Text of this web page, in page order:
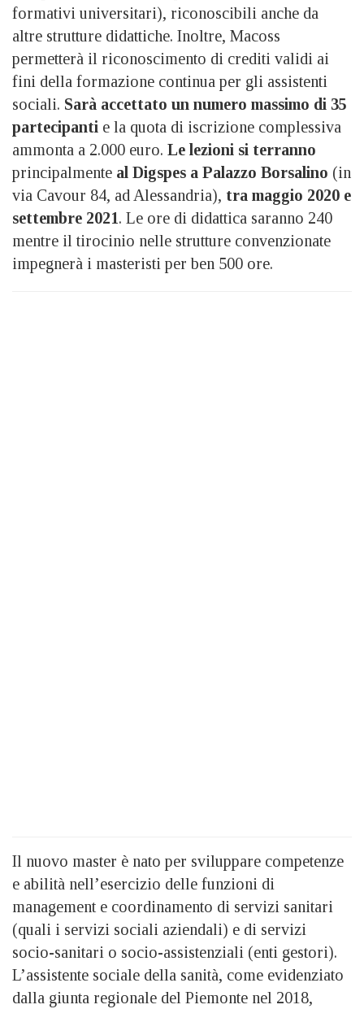
formativi universitari), riconoscibili anche da
altre strutture didattiche. Inoltre, Macoss
permetterà il riconoscimento di crediti validi ai
fini della formazione continua per gli assistenti
sociali. Sarà accettato un numero massimo di 35
partecipanti e la quota di iscrizione complessiva
ammonta a 2.000 euro. Le lezioni si terranno
principalmente al Digspes a Palazzo Borsalino (in
via Cavour 84, ad Alessandria), tra maggio 2020 e
settembre 2021. Le ore di didattica saranno 240
mentre il tirocinio nelle strutture convenzionate
impegnerà i masteristi per ben 500 ore.
Il nuovo master è nato per sviluppare competenze
e abilità nell’esercizio delle funzioni di
management e coordinamento di servizi sanitari
(quali i servizi sociali aziendali) e di servizi
socio-sanitari o socio-assistenziali (enti gestori).
L’assistente sociale della sanità, come evidenziato
dalla giunta regionale del Piemonte nel 2018,